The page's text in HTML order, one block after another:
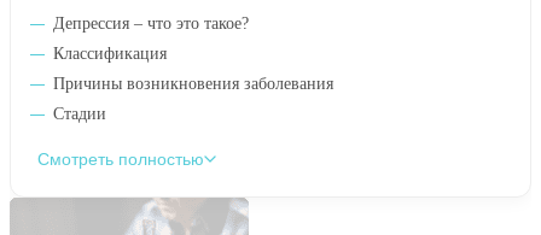
Депрессия – что это такое?
Классификация
Причины возникновения заболевания
Стадии
Смотреть полностью